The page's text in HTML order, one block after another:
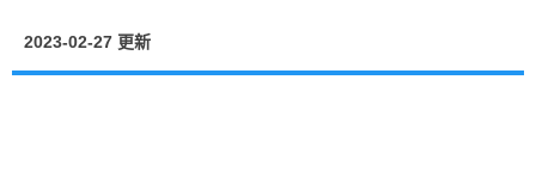
2023-02-27 更新